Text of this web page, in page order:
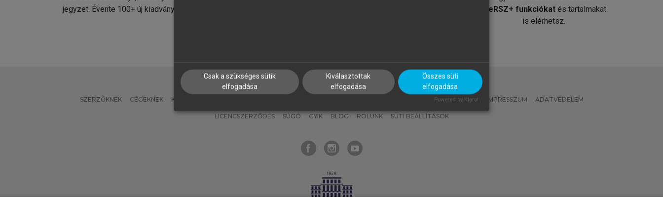
jegyzet. Évente 100+ új kiadvány.
MeRSZ+ funkciókat és tartalmakat
is elérhetsz.
SZERZŐKNEK CÉGEKNEK KÖNYVTÁROSOKNAK MI – ÁLTALÁNOS IRÁNYELVEK IMPRESSZUM ADATVÉDELEM
LICENCSZERZŐDÉS SÚGÓ GYIK BLOG RÓLUNK SÜTI BEÁLLÍTÁSOK
Csak a szükséges sütik
elfogadása
Kiválasztottak
elfogadása
Összes süti
elfogadása
Powered by Klaro!